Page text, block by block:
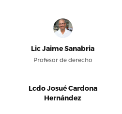
Lic Jaime Sanabria
Profesor de derecho
Lcdo Josué Cardona
Hernández